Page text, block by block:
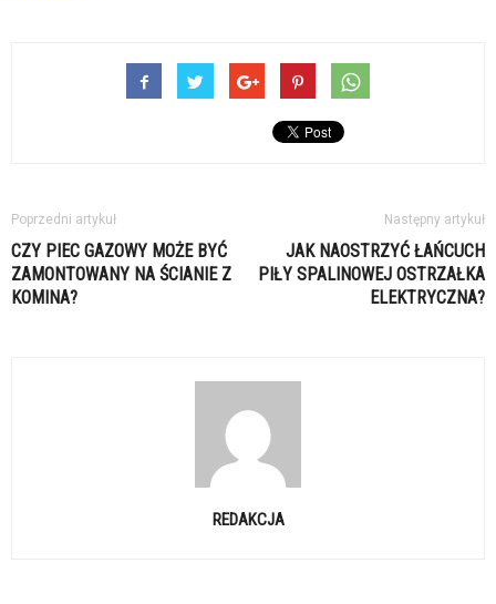
Poprzedni artykuł
CZY PIEC GAZOWY MOŻE BYĆ
ZAMONTOWANY NA ŚCIANIE Z
KOMINA?
Następny artykuł
JAK NAOSTRZYĆ ŁAŃCUCH
PIŁY SPALINOWEJ OSTRZAŁKA
ELEKTRYCZNA?
REDAKCJA